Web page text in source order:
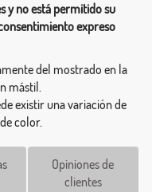
y no está permitido su
expreso
del mostrado en la
mástil.
existir una variación de
color.
Opiniones de
clientes